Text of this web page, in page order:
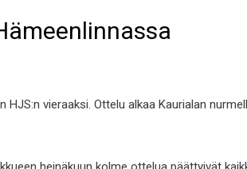
vieraaksi. Ottelu alkaa Kaurialan